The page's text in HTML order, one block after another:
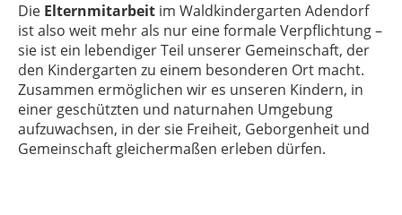
Die Elternmitarbeit im Waldkindergarten Adendorf
ist also weit mehr als nur eine formale Verpflichtung –
sie ist ein lebendiger Teil unserer Gemeinschaft, der
den Kindergarten zu einem besonderen Ort macht.
Zusammen ermöglichen wir es unseren Kindern, in
einer geschützten und naturnahen Umgebung
aufzuwachsen, in der sie Freiheit, Geborgenheit und
Gemeinschaft gleichermaßen erleben dürfen.